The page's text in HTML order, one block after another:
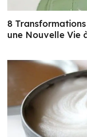
8
une Nouvelle Vie